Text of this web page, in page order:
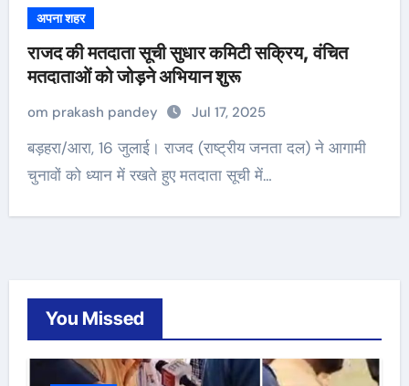
अपना शहर
राजद की मतदाता सूची सुधार कमिटी सक्रिय, वंचित
मतदाताओं को जोड़ने अभियान शुरू
om prakash pandey Jul 17, 2025
बड़हरा/आरा, 16 जुलाई। राजद (राष्ट्रीय जनता दल) ने आगामी
चुनावों को ध्यान में रखते हुए मतदाता सूची में…
You Missed